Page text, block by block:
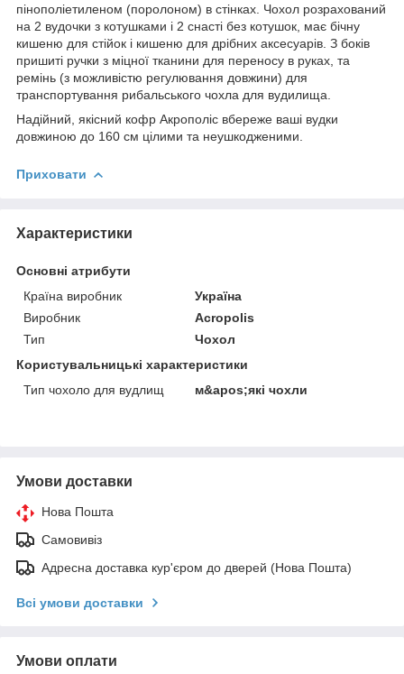
пінополіетиленом (поролоном) в стінках. Чохол розрахований
на 2 вудочки з котушками і 2 снасті без котушок, має бічну
кишеню для стійок і кишеню для дрібних аксесуарів. З боків
пришиті ручки з міцної тканини для переносу в руках, та
ремінь (з можливістю регулювання довжини) для
транспортування рибальського чохла для вудилища.
Надійний, якісний кофр Акрополіс вбереже ваші вудки
довжиною до 160 см цілими та неушкодженими.
Приховати
Характеристики
Основні атрибути
Країна виробник
Україна
Виробник
Acropolis
Тип
Чохол
Користувальницькі характеристики
Тип чохоло для вудлищ
м&apos;які чохли
Умови доставки
Нова Пошта
Самовивіз
Адресна доставка кур'єром до дверей (Нова Пошта)
Всі умови доставки
Умови оплати